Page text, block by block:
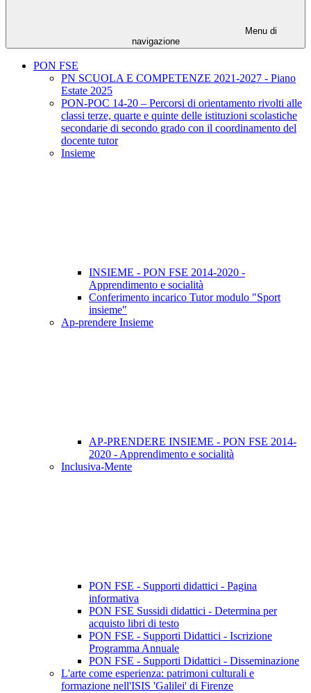
Menu di
navigazione
PON FSE
PN SCUOLA E COMPETENZE 2021-2027 - Piano
Estate 2025
PON-POC 14-20 – Percorsi di orientamento rivolti alle
classi terze, quarte e quinte delle istituzioni scolastiche
secondarie di secondo grado con il coordinamento del
docente tutor
Insieme
INSIEME - PON FSE 2014-2020 -
Apprendimento e socialità
Conferimento incarico Tutor modulo "Sport
insieme"
Ap-prendere Insieme
AP-PRENDERE INSIEME - PON FSE 2014-
2020 - Apprendimento e socialità
Inclusiva-Mente
PON FSE - Supporti didattici - Pagina
informativa
PON FSE Sussidi didattici - Determina per
acquisto libri di testo
PON FSE - Supporti Didattici - Iscrizione
Programma Annuale
PON FSE - Supporti Didattici - Disseminazione
L'arte come esperienza: patrimoni culturali e
formazione nell'ISIS 'Galilei' di Firenze